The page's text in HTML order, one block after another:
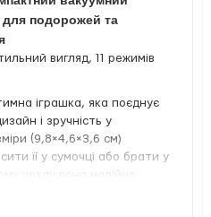
для подорожей та
вигляд, 11 режимів
іграшка, яка поєднує
і зручність у
(9,8×4,6×3,6 см)
її у сумочці або брати у
чохлу вона надійно
відкривання.